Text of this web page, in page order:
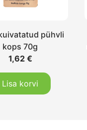
pühvli
kops 70g
1,62 €
Lisa korvi